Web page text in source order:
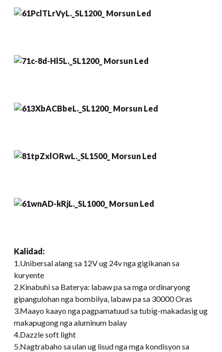
Kalidad:
1.Unibersal alang sa 12V ug 24v nga gigikanan sa
kuryente
2.Kinabuhi sa Baterya: labaw pa sa mga ordinaryong
gipangulohan nga bombilya, labaw pa sa 30000 Oras
3.Maayo kaayo nga pagpamatuud sa tubig-makadasig ug
makapugong nga aluminum balay
4.Dazzle soft light
5.Nagtrabaho sa ulan ug lisud nga mga kondisyon sa